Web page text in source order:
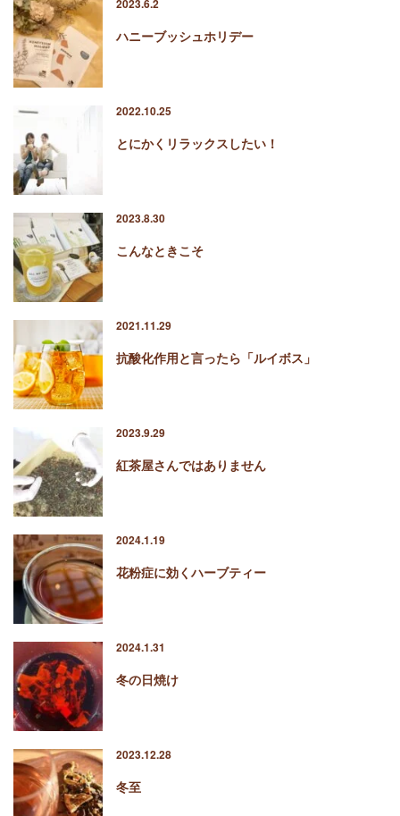
2023.6.2
ハニーブッシュホリデー
2022.10.25
とにかくリラックスしたい！
2023.8.30
こんなときこそ
2021.11.29
抗酸化作用と言ったら「ルイボス」
2023.9.29
紅茶屋さんではありません
2024.1.19
花粉症に効くハーブティー
2024.1.31
冬の日焼け
2023.12.28
冬至